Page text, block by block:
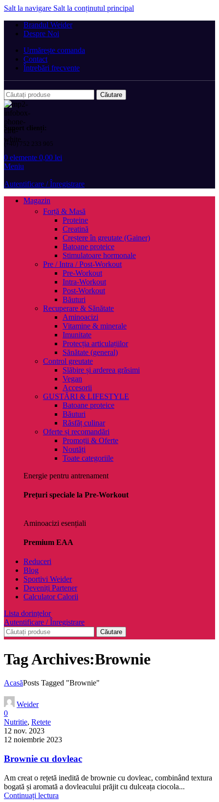
Salt la navigare Salt la conținutul principal
Brandul Weider
Despre Noi
Urmărește comanda
Contact
Întrebări frecvente
Căutare
Suport clienți:
(+40) 752 233 905
0 elemente 0,00 lei
Meniu
Autentificare / Înregistrare
Magazin
Forță & Masă
Proteine
Creatină
Creștere în greutate (Gainer)
Batoane proteice
Stimulatoare hormonale
Pre / Intra / Post-Workout
Pre-Workout
Intra-Workout
Post-Workout
Băuturi
Recuperare & Sănătate
Aminoacizi
Vitamine & minerale
Imunitate
Protecția articulațiilor
Sănătate (general)
Control greutate
Slăbire și arderea grăsimi
Vegan
Accesorii
GUSTĂRI & LIFESTYLE
Batoane proteice
Băuturi
Răsfăț culinar
Oferte și recomandări
Promoții & Oferte
Noutăți
Toate categoriile
Energie pentru antrenament
Prețuri speciale la Pre-Workout
Aminoacizi esențiali
Premium EAA
Reduceri
Blog
Sportivi Weider
Deveniți Partener
Calculator Calorii
Lista dorințelor
Autentificare / Înregistrare
Căutare
Tag Archives:Brownie
AcasăPosts Tagged "Brownie"
Weider
0
Nutritie, Retete
12 nov. 2023
12 noiembrie 2023
Brownie cu dovleac
Am creat o rețetă inedită de brownie cu dovleac, combinând textura
bogată și aromată a dovleacului prăjit cu dulceața ciocola...
Continuați lectura